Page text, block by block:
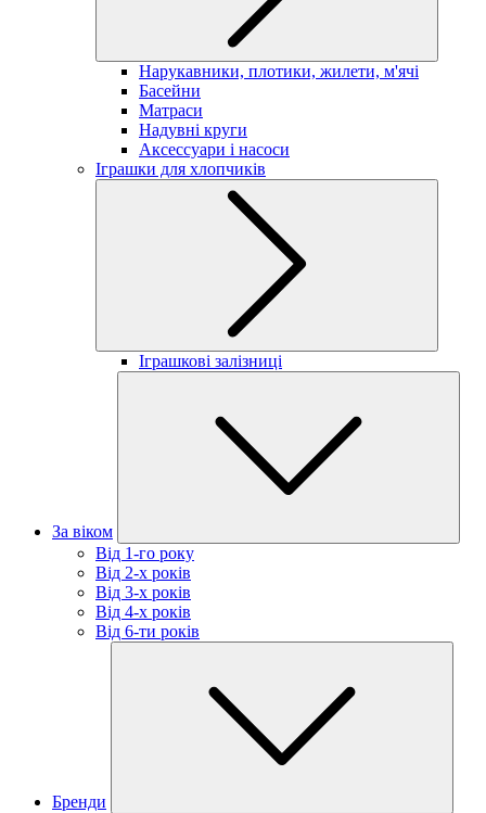
Нарукавники, плотики, жилети, м'ячі
Басейни
Матраси
Надувні круги
Аксессуари і насоси
Іграшки для хлопчиків
Іграшкові залізниці
За віком
Від 1-го року
Від 2-х років
Від 3-х років
Від 4-х років
Від 6-ти років
Бренди